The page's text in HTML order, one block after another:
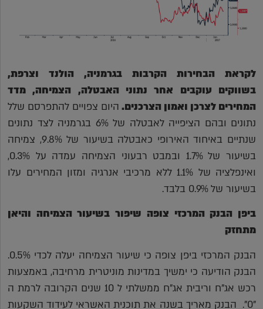
לקראת הבחירות הקרבות בגרמניה, הולנד וצרפת,
בשווקים עוקבים אחר נתוני האבטלה, הצמיחה, מדד
המחירים לצרכן ואמון הצרכנים. היום צפויים להתפרסם שלל
נתונים ובהם הציפייה לאבטלה של 6% בגרמניה לצד נתונים
שנתיים באיחוד האירופי כאבטלה בשיעור של 9.8%, צמיחה
בשיעור של 1.7% ובמבט רבעוני הצמיחה עמדה על 0.3%,
ואינפלציה של 1.1% ללא מרכיבי אנרגיה ומזון המחירים עלו
בשיעור של 0.9% בלבד.
ביפן הבנק המרכזי צופה שיפור בשיעור הצמיחה והיאן
מתחזק
הבנק המרכזי ביפן צופה כי שיעור הצמיחה יעלה לכדי 0.5%.
הבנק הודיעה כי ימשיך במדינות מוניטרית מרחיבה, באמצעות
רכש אג"ח וריבית אג"ח ממשלתי ל 10 שנים הקרובה לרמת ה
"0". הבנק מאריך בשנה את תוכנית האשראי לעידוד השקעות